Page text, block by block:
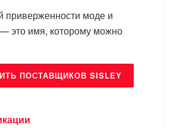
приверженности моде и
это имя, которому можно
ПОСТАВЩИКОВ SISLEY